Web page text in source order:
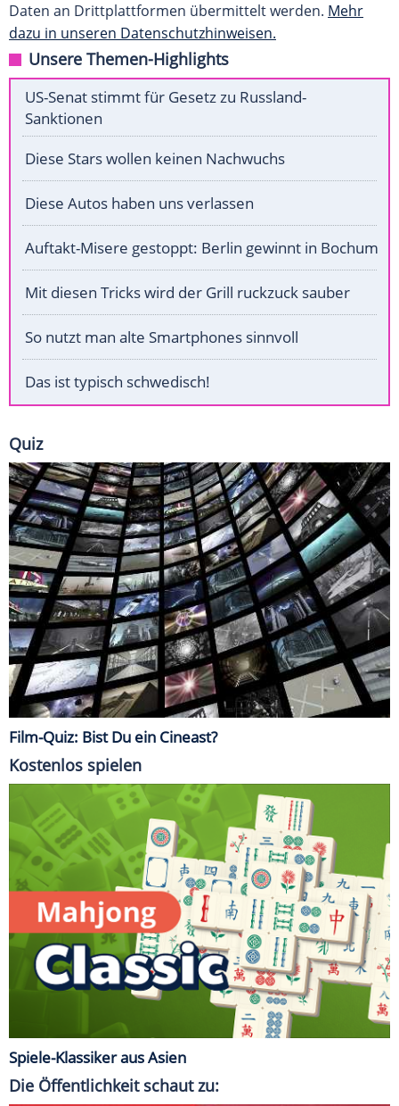
Daten an Drittplattformen übermittelt werden. Mehr
dazu in unseren Datenschutzhinweisen.
Unsere Themen-Highlights
US-Senat stimmt für Gesetz zu Russland-
Sanktionen
Diese Stars wollen keinen Nachwuchs
Diese Autos haben uns verlassen
Auftakt-Misere gestoppt: Berlin gewinnt in Bochum
Mit diesen Tricks wird der Grill ruckzuck sauber
So nutzt man alte Smartphones sinnvoll
Das ist typisch schwedisch!
Quiz
Film-Quiz: Bist Du ein Cineast?
Kostenlos spielen
Spiele-Klassiker aus Asien
Die Öffentlichkeit schaut zu: